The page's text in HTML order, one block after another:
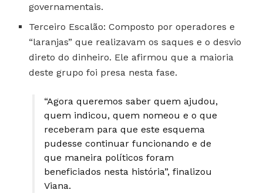
governamentais.
Terceiro Escalão: Composto por operadores e
“laranjas” que realizavam os saques e o desvio
direto do dinheiro. Ele afirmou que a maioria
deste grupo foi presa nesta fase.
“Agora queremos saber quem ajudou,
quem indicou, quem nomeou e o que
receberam para que este esquema
pudesse continuar funcionando e de
que maneira políticos foram
beneficiados nesta história”, finalizou
Viana.